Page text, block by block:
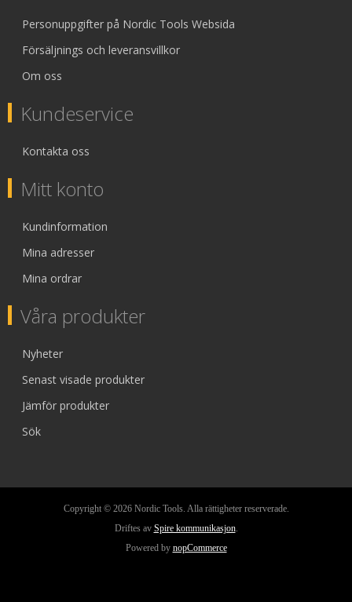
Personuppgifter på Nordic Tools Websida
Försäljnings och leveransvillkor
Om oss
Kundeservice
Kontakta oss
Mitt konto
Kundinformation
Mina adresser
Mina ordrar
Våra produkter
Nyheter
Senast visade produkter
Jämför produkter
Sök
Copyright © 2026 Nordic Tools. Alla rättigheter reserverade.
Driftes av Spire kommunikasjon.
Powered by nopCommerce